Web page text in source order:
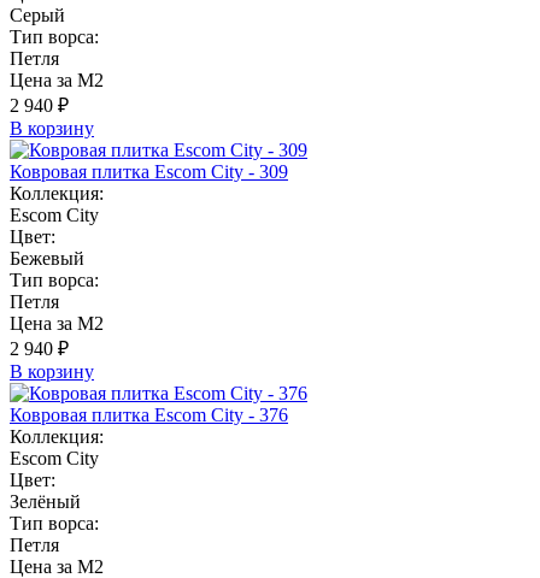
Серый
Тип ворса:
Петля
Цена за М2
2 940 ₽
В корзину
Ковровая плитка Escom City - 309
Коллекция:
Escom City
Цвет:
Бежевый
Тип ворса:
Петля
Цена за М2
2 940 ₽
В корзину
Ковровая плитка Escom City - 376
Коллекция:
Escom City
Цвет:
Зелёный
Тип ворса:
Петля
Цена за М2